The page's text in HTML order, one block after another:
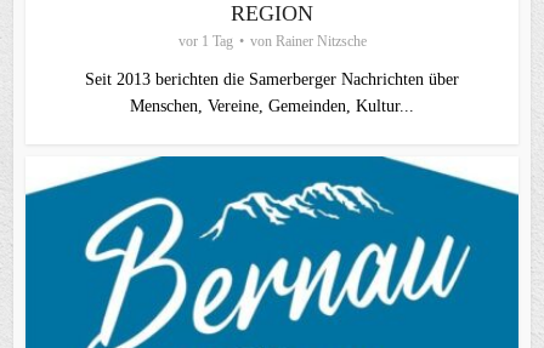
REGION
vor 1 Tag von Rainer Nitzsche
Seit 2013 berichten die Samerberger Nachrichten über
Menschen, Vereine, Gemeinden, Kultur...